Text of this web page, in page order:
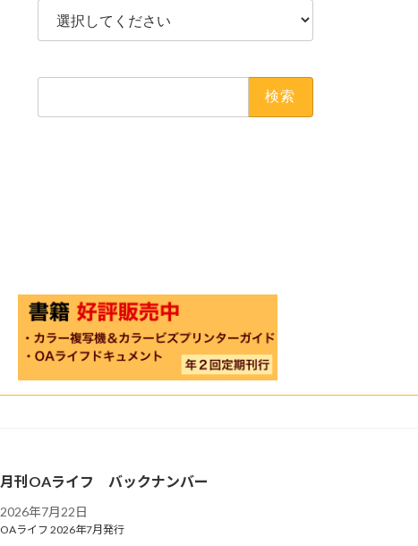
月刊OAライフ バックナンバー
2026年7月22日
OAライフ 2026年7月発行